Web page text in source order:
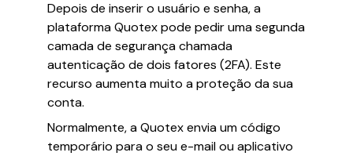
Depois de inserir o usuário e senha, a
plataforma Quotex pode pedir uma segunda
camada de segurança chamada
autenticação de dois fatores (2FA). Este
recurso aumenta muito a proteção da sua
conta.
Normalmente, a Quotex envia um código
temporário para o seu e-mail ou aplicativo